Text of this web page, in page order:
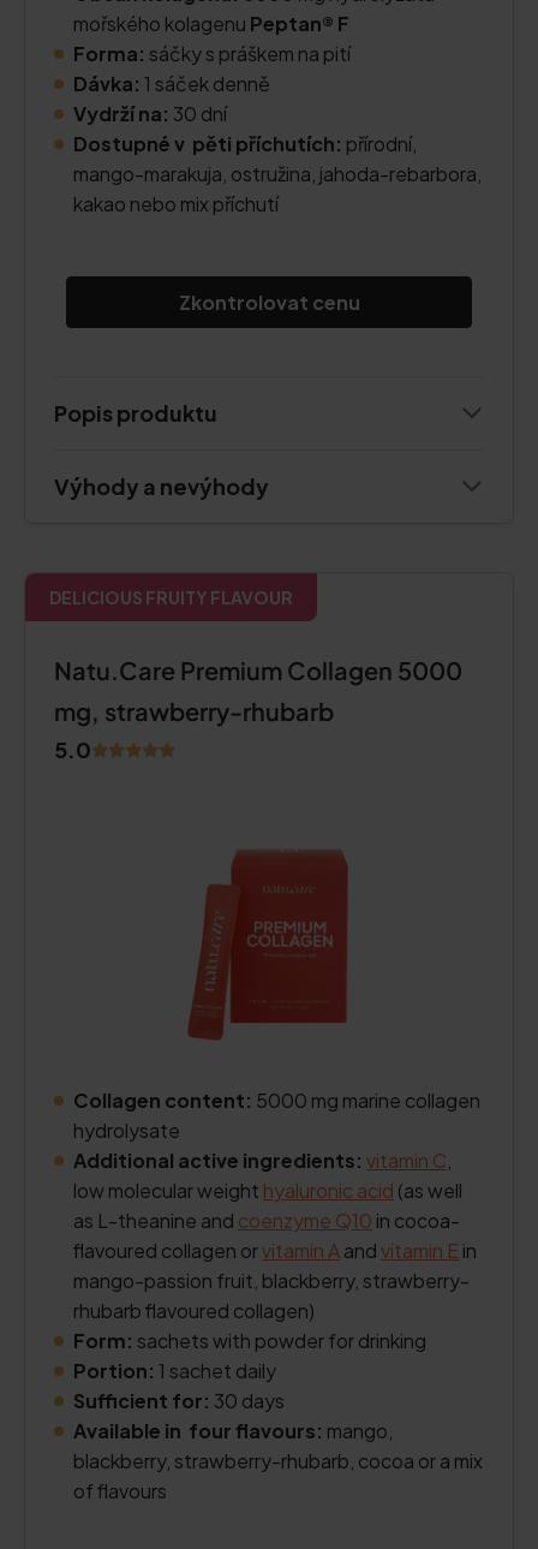
mořského kolagenu Peptan® F
Forma: sáčky s práškem na pití
Dávka: 1 sáček denně
Vydrží na: 30 dní
Dostupné v pěti příchutích: přírodní,
mango-marakuja, ostružina, jahoda-rebarbora,
kakao nebo mix příchutí
Zkontrolovat cenu
Popis produktu
Výhody a nevýhody
DELICIOUS FRUITY FLAVOUR
Natu.Care Premium Collagen 5000
mg, strawberry-rhubarb
5.0
Collagen content: 5000 mg marine collagen
hydrolysate
Additional active ingredients: vitamin C,
low molecular weight hyaluronic acid (as well
as L-theanine and coenzyme Q10 in cocoa-
flavoured collagen orvitamin Aandvitamin E in
mango-passion fruit, blackberry, strawberry-
rhubarb flavoured collagen)
Form: sachets with powder for drinking
Portion: 1 sachet daily
Sufficient for: 30 days
Available in four flavours: mango,
blackberry, strawberry-rhubarb, cocoa or a mix
of flavours